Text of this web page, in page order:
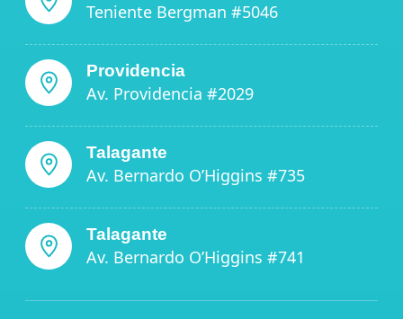
Teniente Bergman #5046
Providencia
Av. Providencia #2029
Talagante
Av. Bernardo O’Higgins #735
Talagante
Av. Bernardo O’Higgins #741